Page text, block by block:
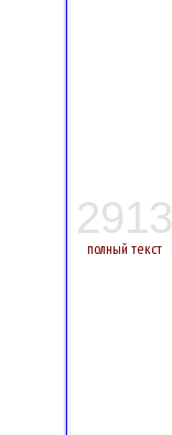
2913
полный текст